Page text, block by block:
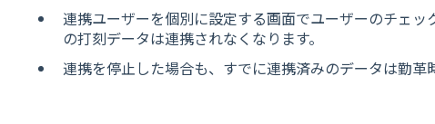
連携ユーザーを個別に設定する画面でユーザーのチェッ
の打刻データは連携されなくなります。
連携を停止した場合も、すでに連携済みのデータは勤革